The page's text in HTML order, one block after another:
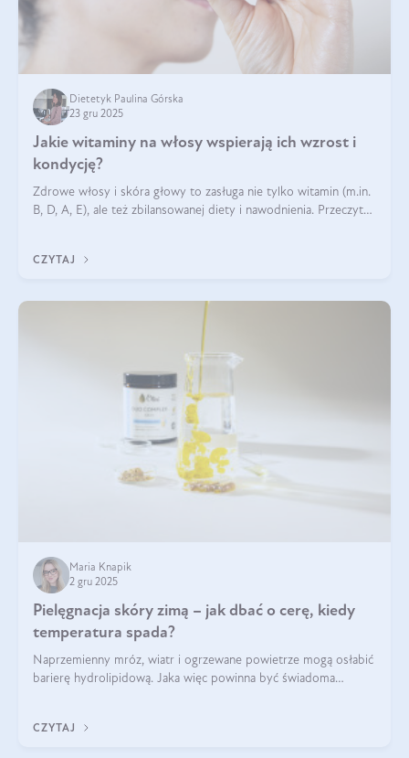
Dietetyk Paulina Górska
23 gru 2025
Jakie witaminy na włosy wspierają ich wzrost i
kondycję?
Zdrowe włosy i skóra głowy to zasługa nie tylko witamin (m.in.
B, D, A, E), ale też zbilansowanej diety i nawodnienia. Przeczytaj
CZYTAJ
Maria Knapik
2 gru 2025
Pielęgnacja skóry zimą – jak dbać o cerę, kiedy
temperatura spada?
Naprzemienny mróz, wiatr i ogrzewane powietrze mogą osłabić
barierę hydrolipidową. Jaka więc powinna być świadoma
CZYTAJ